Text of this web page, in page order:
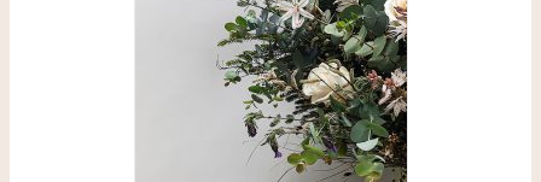
SELECCIONAR
OPCIONES
/
DETALLES